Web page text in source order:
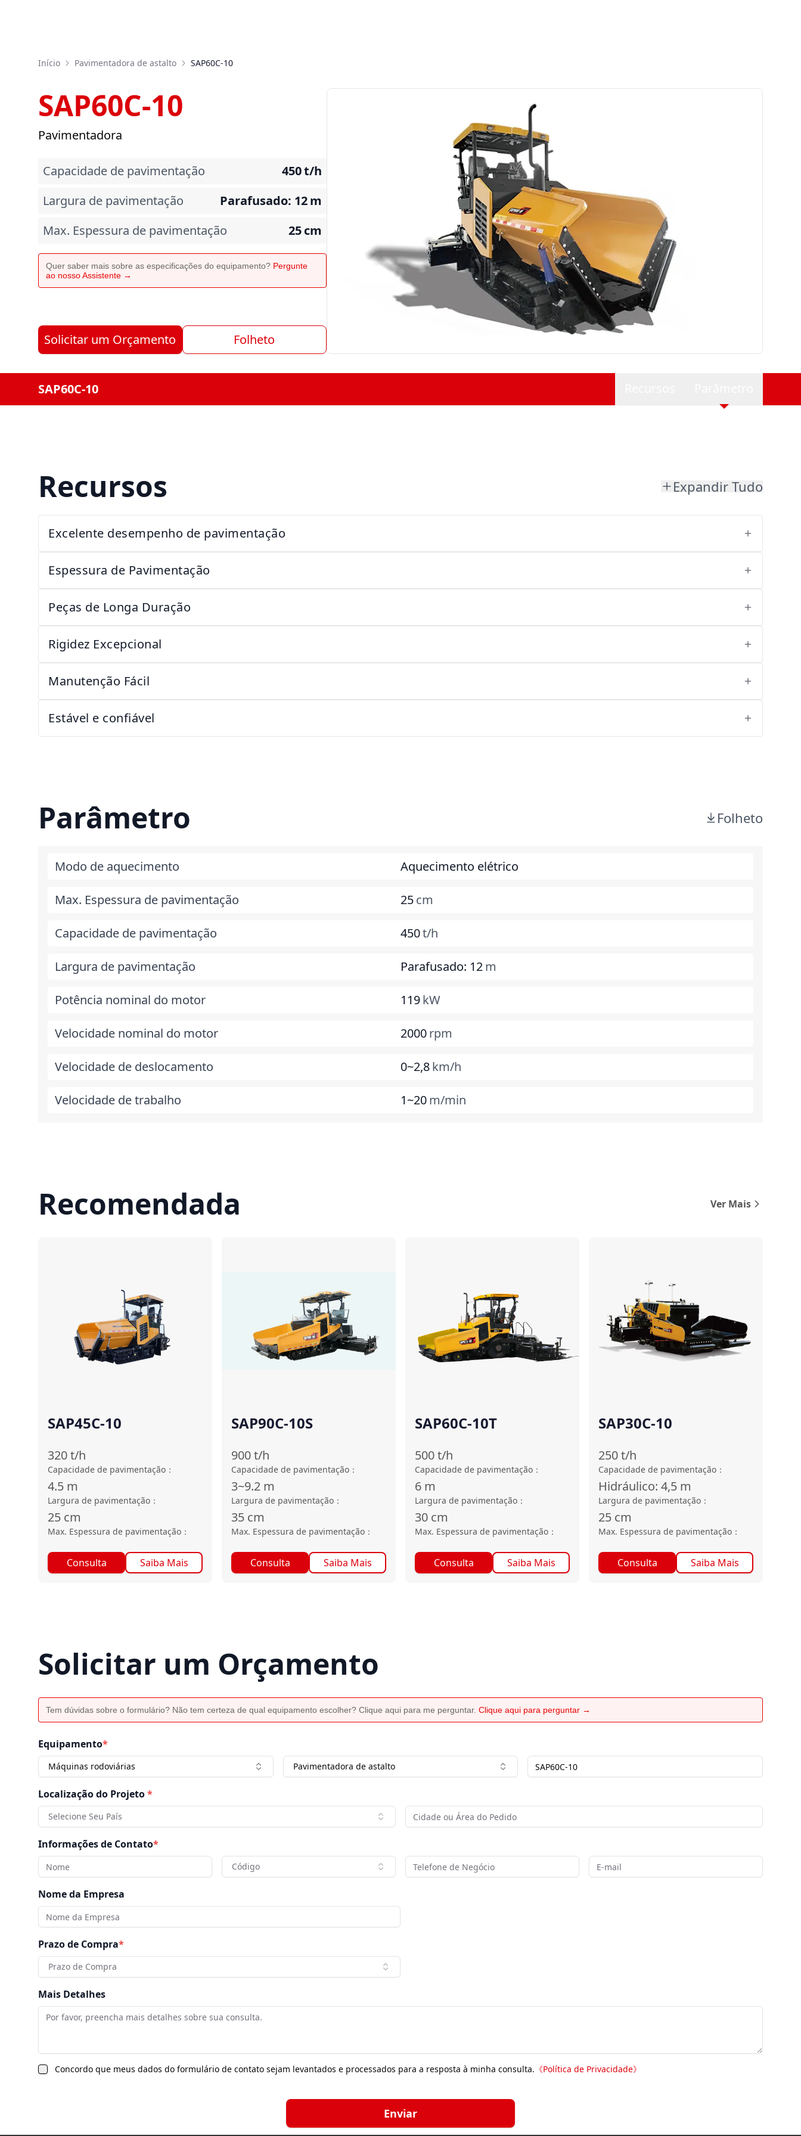
Início Pavimentadora de astalto SAP60C-10
SAP60C-10
Pavimentadora
Capacidade de pavimentação 450t/h
Largura de pavimentação
Parafusado: 12m
Max. Espessura de pavimentação
25cm
Quer saber mais sobre as especificações do equipamento? Pergunte
ao nosso Assistente →
Solicitar um Orçamento Folheto
SAP60C-10
Recursos Expandir Tudo
Excelente desempenho de pavimentação
Espessura de Pavimentação
Peças de Longa Duração
Rigidez Excepcional
Manutenção Fácil
Estável e confiável
Parâmetro Folheto
Modo de aquecimento Aquecimento elétrico
Max. Espessura de pavimentação 25cm
Capacidade de pavimentação 450t/h
Largura de pavimentação Parafusado: 12m
Potência nominal do motor 119kW
Velocidade nominal do motor 2000rpm
Velocidade de deslocamento 0~2,8km/h
Velocidade de trabalho 1~20m/min
Recomendada Ver Mais
SAP45C-10
320t/h
Capacidade de pavimentação ：
4.5 m
Largura de pavimentação ：
25 cm
Max. Espessura de pavimentação ：
Consulta Saiba Mais
SAP90C-10S
900t/h
Capacidade de pavimentação ：
3~9.2 m
Largura de pavimentação ：
35 cm
Max. Espessura de pavimentação ：
Consulta Saiba Mais
SAP60C-10T
500t/h
Capacidade de pavimentação ：
6 m
Largura de pavimentação ：
30 cm
Max. Espessura de pavimentação ：
Consulta Saiba Mais
SAP30C-10
250t/h
Capacidade de pavimentação ：
Hidráulico: 4,5 m
Largura de pavimentação ：
25 cm
Max. Espessura de pavimentação ：
Consulta Saiba Mais
Solicitar um Orçamento
Tem dúvidas sobre o formulário? Não tem certeza de qual equipamento escolher? Clique aqui para me perguntar. Clique aqui para perguntar →
Equipamento*
Máquinas rodoviárias Pavimentadora de astalto
Localização do Projeto*
Selecione Seu País
Informações de Contato*
Código
Nome da Empresa
Prazo de Compra*
Prazo de Compra
Mais Detalhes
Concordo que meus dados do formulário de contato sejam levantados e processados ​​para a resposta à minha consulta. 《Política de Privacidade》
Enviar